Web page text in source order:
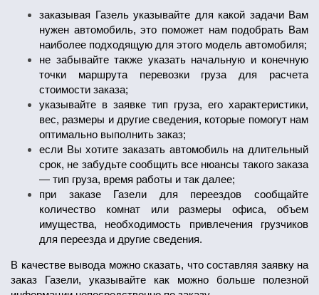
заказывая Газель указывайте для какой задачи Вам
нужен автомобиль, это поможет нам подобрать Вам
наиболее подходящую для этого модель автомобиля;
не забывайте также указать начальную и конечную
точки маршрута перевозки груза для расчета
стоимости заказа;
указывайте в заявке тип груза, его характеристики,
вес, размеры и другие сведения, которые помогут нам
оптимально выполнить заказ;
если Вы хотите заказать автомобиль на длительный
срок, не забудьте сообщить все нюансы такого заказа
— тип груза, время работы и так далее;
при заказе Газели для переездов сообщайте
количество комнат или размеры офиса, объем
имущества, необходимость привлечения грузчиков
для переезда и другие сведения.
В качестве вывода можно сказать, что составляя заявку на
заказ Газели, указывайте как можно больше полезной